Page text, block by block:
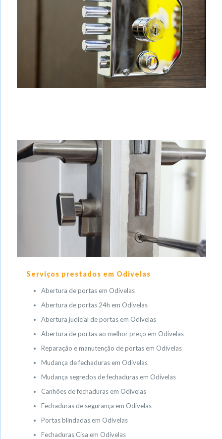
Serviços prestados em Odivelas
Abertura de portas em Odivelas
Abertura de portas 24h em Odivelas
Abertura judicial de portas em Odivelas
Abertura de portas ao melhor preço em Odivelas
Reparação e manutenção de portas em Odivelas
Mudança de fechaduras em Odivelas
Mudança segredos de fechaduras em Odivelas
Canhões de fechaduras em Odivelas
Fechaduras de segurança em Odivelas
Portas blindadas em Odivelas
Fechaduras Cisa em Odivelas